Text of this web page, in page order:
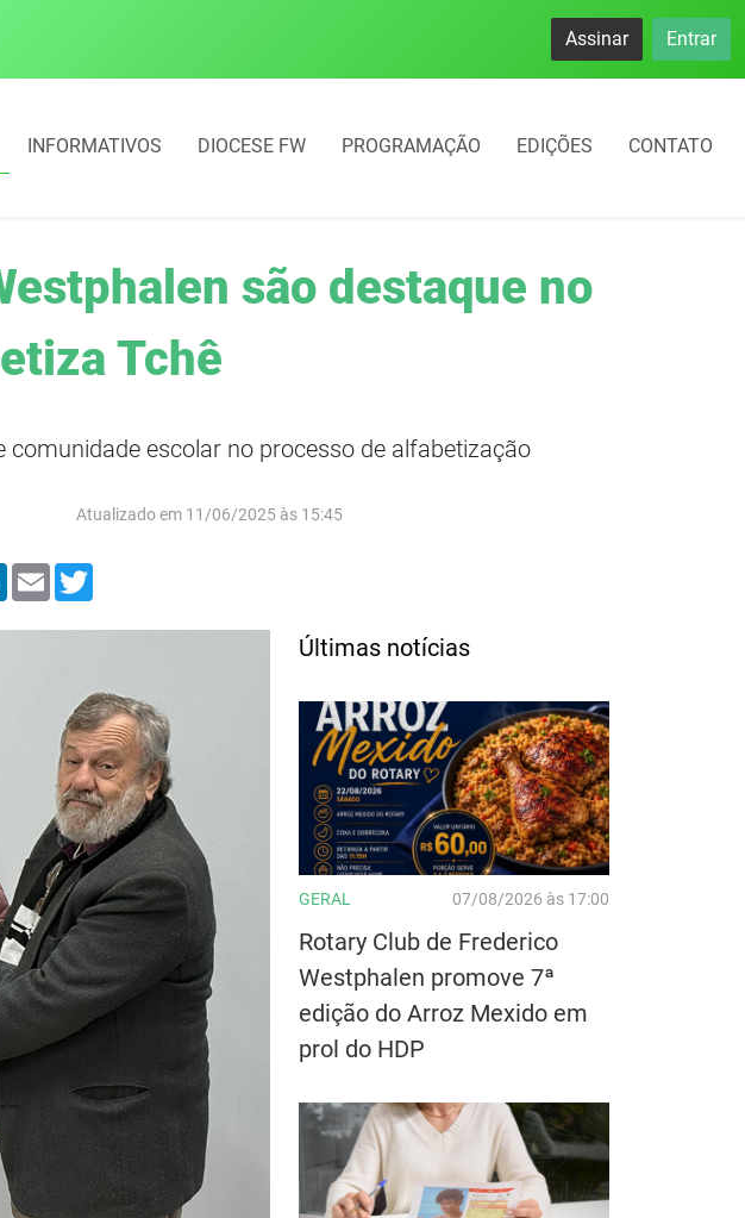
Cobrança do estacionamento rotativo começará em 10 dias em Frederico
Assinar Entrar
INFORMATIVOS DIOCESE FW PROGRAMAÇÃO EDIÇÕES CONTATO
são destaque no
Tchê
escolar no processo de alfabetização
Atualizado em 11/06/2025 às 15:45
LinkedIn
Email
Últimas notícias
GERAL 07/08/2026 às 17:00
Rotary Club de Frederico
Westphalen promove 7ª
edição do Arroz Mexido em
prol do HDP